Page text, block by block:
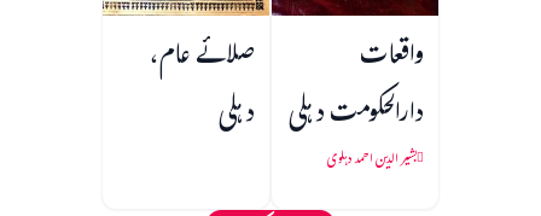
واقعات
دارالحکومت دہلی
بشیر الدین احمد دہلوی
صلائے عام،
دہلی